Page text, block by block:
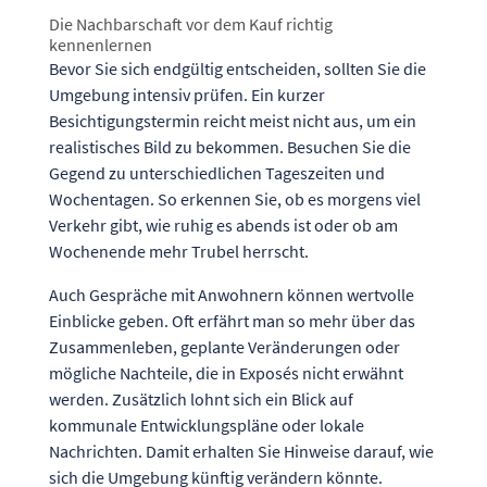
Die Nachbarschaft vor dem Kauf richtig
kennenlernen
Bevor Sie sich endgültig entscheiden, sollten Sie die
Umgebung intensiv prüfen. Ein kurzer
Besichtigungstermin reicht meist nicht aus, um ein
realistisches Bild zu bekommen. Besuchen Sie die
Gegend zu unterschiedlichen Tageszeiten und
Wochentagen. So erkennen Sie, ob es morgens viel
Verkehr gibt, wie ruhig es abends ist oder ob am
Wochenende mehr Trubel herrscht.
Auch Gespräche mit Anwohnern können wertvolle
Einblicke geben. Oft erfährt man so mehr über das
Zusammenleben, geplante Veränderungen oder
mögliche Nachteile, die in Exposés nicht erwähnt
werden. Zusätzlich lohnt sich ein Blick auf
kommunale Entwicklungspläne oder lokale
Nachrichten. Damit erhalten Sie Hinweise darauf, wie
sich die Umgebung künftig verändern könnte.